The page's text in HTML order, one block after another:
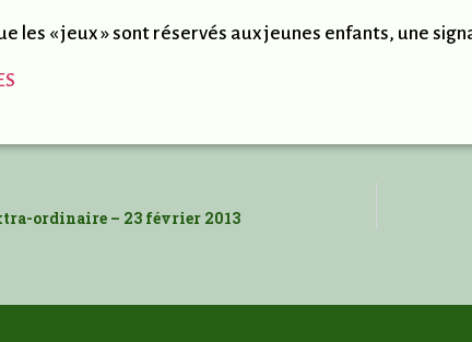
les « jeux » sont réservés aux jeunes enfants, une
ordinaire – 23 février 2013